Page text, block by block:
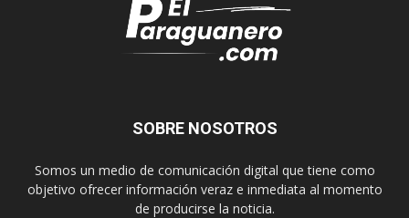
SOBRE NOSOTROS
Somos un medio de comunicación digital que tiene como
objetivo ofrecer información veraz e inmediata al momento
de producirse la noticia.